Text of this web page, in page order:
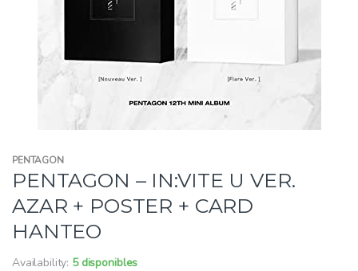
PENTAGON
PENTAGON – IN:VITE U VER.
AZAR + POSTER + CARD
HANTEO
Availability: 5 disponibles